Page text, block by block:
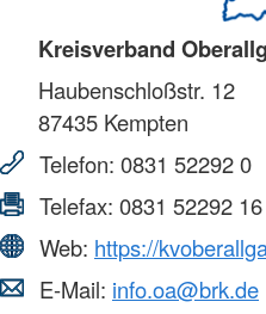
Kreisverband
Haubenschloßstr. 12
87435 Kempten
Telefon: 0831 52292 0
Telefax: 0831 52292 16
Web: https://
E-Mail: info.oa@brk.de